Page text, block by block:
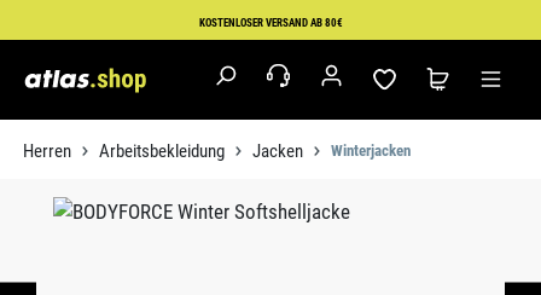
Zum Hauptinhalt springenKOSTENLOSER VERSAND AB 80€
Herren Arbeitsbekleidung Jacken Winterjacken
Bildergalerie überspringen